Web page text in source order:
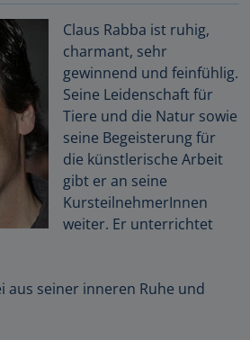
Claus Rabba ist ruhig,
charmant, sehr
gewinnend und feinfühlig.
Seine Leidenschaft für
Tiere und die Natur sowie
seine Begeisterung für
die künstlerische Arbeit
gibt er an seine
KursteilnehmerInnen
weiter. Er unterrichtet
aus seiner inneren Ruhe und